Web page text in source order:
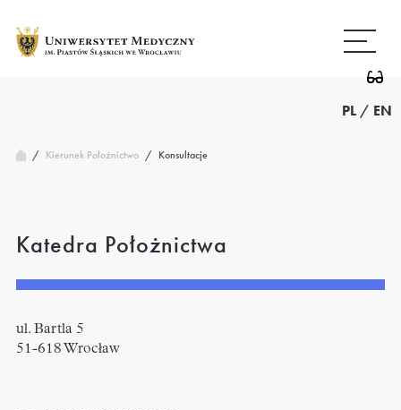
treści
strony
PL / EN
/ Kierunek Położnictwo / Konsultacje
Katedra Położnictwa
ul. Bartla 5
51-618 Wrocław